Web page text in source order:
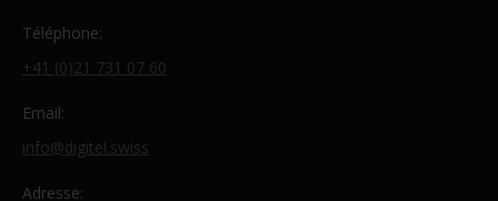
Téléphone:
+41 (0)21 731 07 60
Email:
info@digitel.swiss
Adresse: